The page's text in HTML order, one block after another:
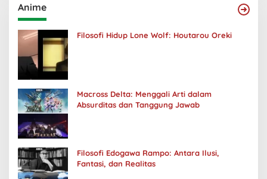
Anime
Filosofi Hidup Lone Wolf: Houtarou Oreki
Macross Delta: Menggali Arti dalam
Absurditas dan Tanggung Jawab
Filosofi Edogawa Rampo: Antara Ilusi,
Fantasi, dan Realitas